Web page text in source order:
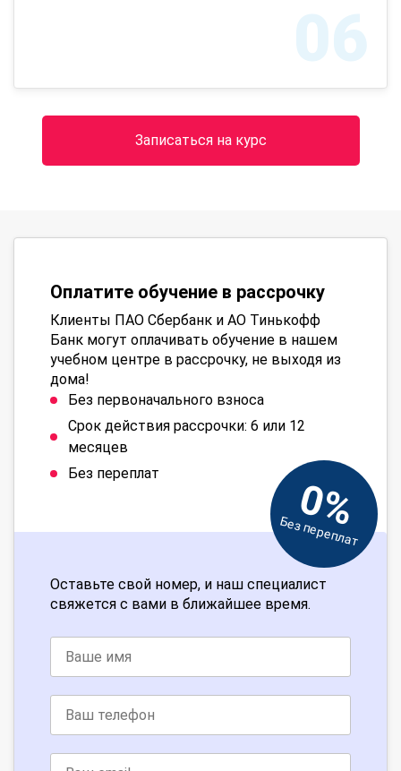
06
Записаться на курс
Оплатите обучение в рассрочку
Клиенты ПАО Сбербанк и АО Тинькофф
Банк могут оплачивать обучение в нашем
учебном центре в рассрочку, не выходя из
дома!
Без первоначального взноса
Срок действия рассрочки: 6 или 12
месяцев
Без переплат
0%
Без переплат
Оставьте свой номер, и наш специалист
свяжется с вами в ближайшее время.